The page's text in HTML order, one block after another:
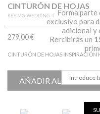
Forma parte
exclusivo para
adicional y
Rercibirás un
CINTURÓN DE HOJAS
REF. MG_WEDDING_4
279,00€
CINTURÓN DE HOJAS INSPIRACIÓN
AÑADIR AL CARRITO